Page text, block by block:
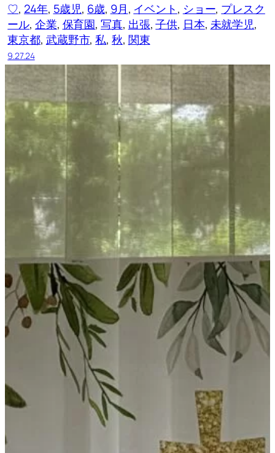
♡, 24年, 5歳児, 6歳, 9月, イベント, ショー, プレスク
ール, 企業, 保育園, 写真, 出張, 子供, 日本, 未就学児
東京都, 武蔵野市, 私, 秋, 関東
9.27.24